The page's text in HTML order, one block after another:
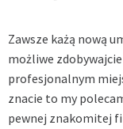
Zawsze każą nową
możliwe
profesjonalnym
znacie to my
pewnej znakomitej